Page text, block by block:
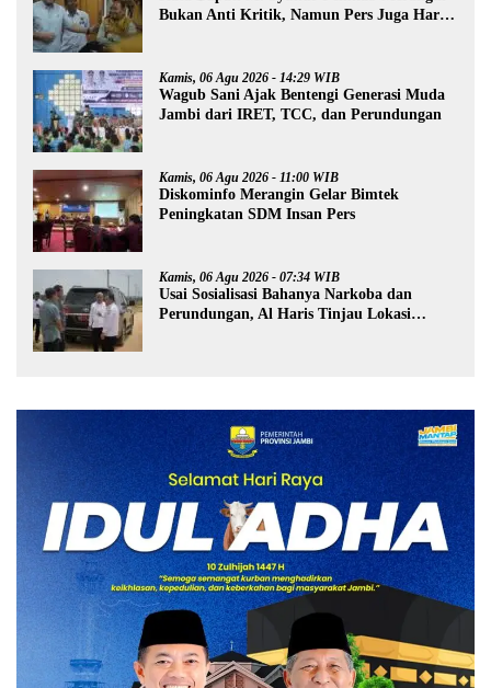
Bukan Anti Kritik, Namun Pers Juga Harus
Kamis, 06 Agu 2026 - 14:29 WIB
Wagub Sani Ajak Bentengi Generasi Muda
Jambi dari IRET, TCC, dan Perundungan
Kamis, 06 Agu 2026 - 11:00 WIB
Diskominfo Merangin Gelar Bimtek
Peningkatan SDM Insan Pers
Kamis, 06 Agu 2026 - 07:34 WIB
Usai Sosialisasi Bahanya Narkoba dan
Perundungan, Al Haris Tinjau Lokasi